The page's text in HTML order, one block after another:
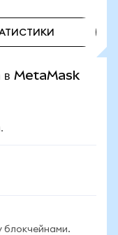
в MetaMask
блокчейнами.